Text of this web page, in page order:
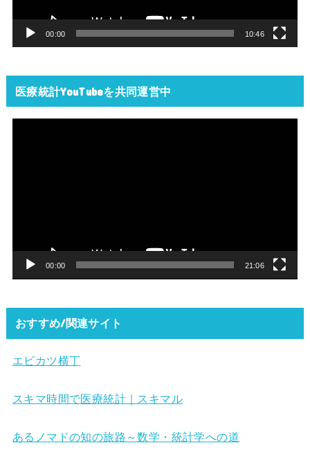
00:00 10:46
医療統計YouTubeを共同運営中
00:00 21:06
おすすめ/関連サイト
エビカツ横丁
スキマ時間で医療統計｜スキマル
あるノマドの知の旅路～数学・統計学への道